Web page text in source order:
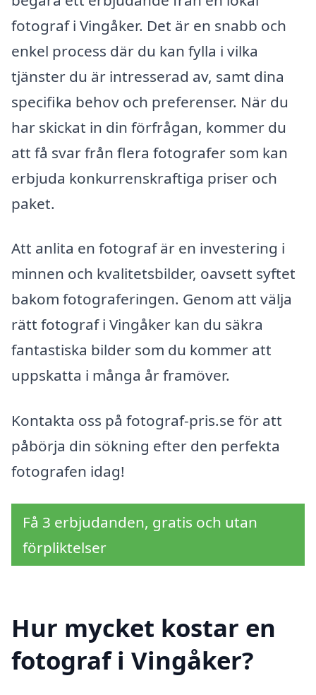
fotograf i Vingåker. Det är en snabb och
enkel process där du kan fylla i vilka
tjänster du är intresserad av, samt dina
specifika behov och preferenser. När du
har skickat in din förfrågan, kommer du
att få svar från flera fotografer som kan
erbjuda konkurrenskraftiga priser och
paket.
Att anlita en fotograf är en investering i
minnen och kvalitetsbilder, oavsett syftet
bakom fotograferingen. Genom att välja
rätt fotograf i Vingåker kan du säkra
fantastiska bilder som du kommer att
uppskatta i många år framöver.
Kontakta oss på fotograf-pris.se för att
påbörja din sökning efter den perfekta
fotografen idag!
Få 3 erbjudanden, gratis och utan
förpliktelser
Hur mycket kostar en
fotograf i Vingåker?